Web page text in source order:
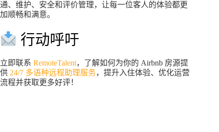
通、维护、安全和评价管理，让每一位客人的体验都更
加顺畅和满意。
行动呼吁
立即联系 RemoteTalent，了解如何为你的 Airbnb 房源提
供 24/7 多语种远程助理服务，提升入住体验、优化运营
流程并获取更多好评！